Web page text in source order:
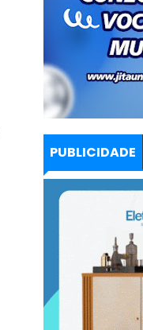
PUBLICIDADE